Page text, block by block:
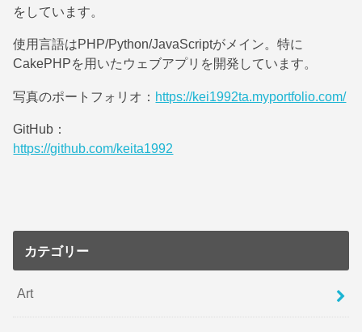
をしています。
使用言語はPHP/Python/JavaScriptがメイン。特に
CakePHPを用いたウェブアプリを開発しています。
写真のポートフォリオ： https://kei1992ta.myportfolio.com/
GitHub：
https://github.com/keita1992
カテゴリー
Art